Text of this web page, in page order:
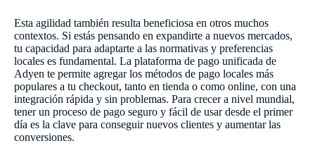
Esta agilidad también resulta beneficiosa en otros muchos
contextos. Si estás pensando en expandirte a nuevos mercados,
tu capacidad para adaptarte a las normativas y preferencias
locales es fundamental. La plataforma de pago unificada de
Adyen te permite agregar los métodos de pago locales más
populares a tu checkout, tanto en tienda o como online, con una
integración rápida y sin problemas. Para crecer a nivel mundial,
tener un proceso de pago seguro y fácil de usar desde el primer
día es la clave para conseguir nuevos clientes y aumentar las
conversiones.